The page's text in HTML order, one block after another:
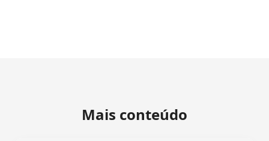
Mais conteúdo